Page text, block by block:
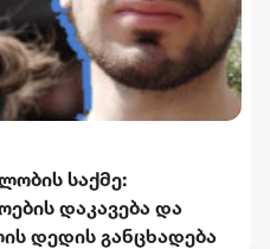
საქმე:
დაკავება და
დედის განცხადება